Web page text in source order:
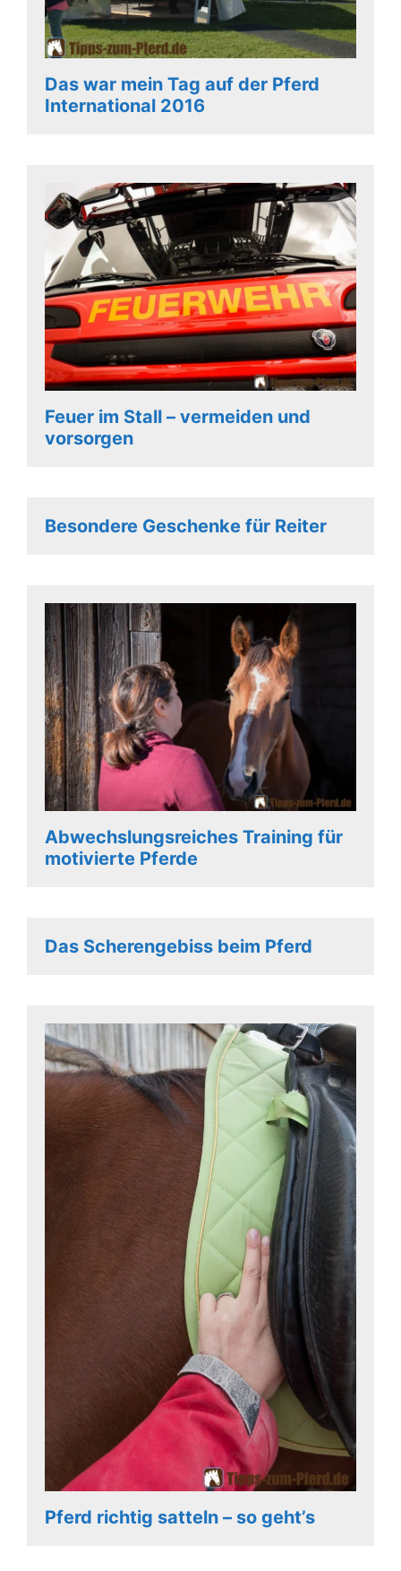
Das war mein Tag auf der Pferd
International 2016
Feuer im Stall – vermeiden und
vorsorgen
Besondere Geschenke für Reiter
Abwechslungsreiches Training für
motivierte Pferde
Das Scherengebiss beim Pferd
Pferd richtig satteln – so geht’s